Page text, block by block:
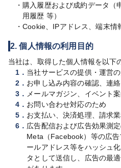
・ 購入履歴および成約データ（
用履歴 等）
・Cookie、IPアドレス、端末情
2. 個人情報の利用目的
当社は、取得した個人情報を以下
1． 当社サービスの提供・運営
2． お申し込み内容の確認、連
3． メールマガジン、イベント
4． お問い合わせ対応のため
5． お支払い、決済処理、請求
6． 広告配信および広告効果測
Meta（Facebook）等の広
ールアドレス等をハッシュ
タとして送信し、広告の最